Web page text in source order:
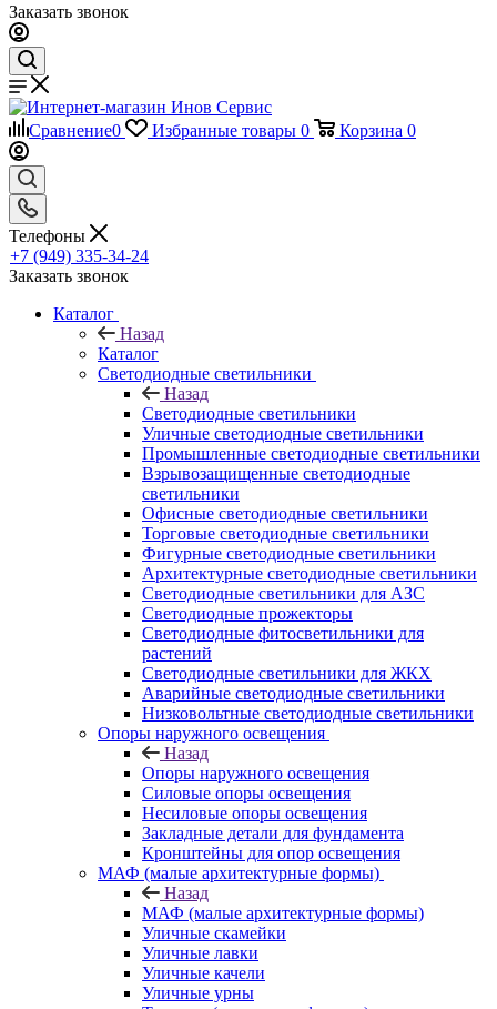
Заказать звонок
Сравнение0 Избранные товары 0 Корзина 0
Телефоны
+7 (949) 335-34-24
Заказать звонок
Каталог
Назад
Каталог
Светодиодные светильники
Назад
Светодиодные светильники
Уличные светодиодные светильники
Промышленные светодиодные светильники
Взрывозащищенные светодиодные
светильники
Офисные светодиодные светильники
Торговые светодиодные светильники
Фигурные светодиодные светильники
Архитектурные светодиодные светильники
Светодиодные светильники для АЗС
Светодиодные прожекторы
Светодиодные фитосветильники для
растений
Светодиодные светильники для ЖКХ
Аварийные светодиодные светильники
Низковольтные светодиодные светильники
Опоры наружного освещения
Назад
Опоры наружного освещения
Силовые опоры освещения
Несиловые опоры освещения
Закладные детали для фундамента
Кронштейны для опор освещения
МАФ (малые архитектурные формы)
Назад
МАФ (малые архитектурные формы)
Уличные скамейки
Уличные лавки
Уличные качели
Уличные урны